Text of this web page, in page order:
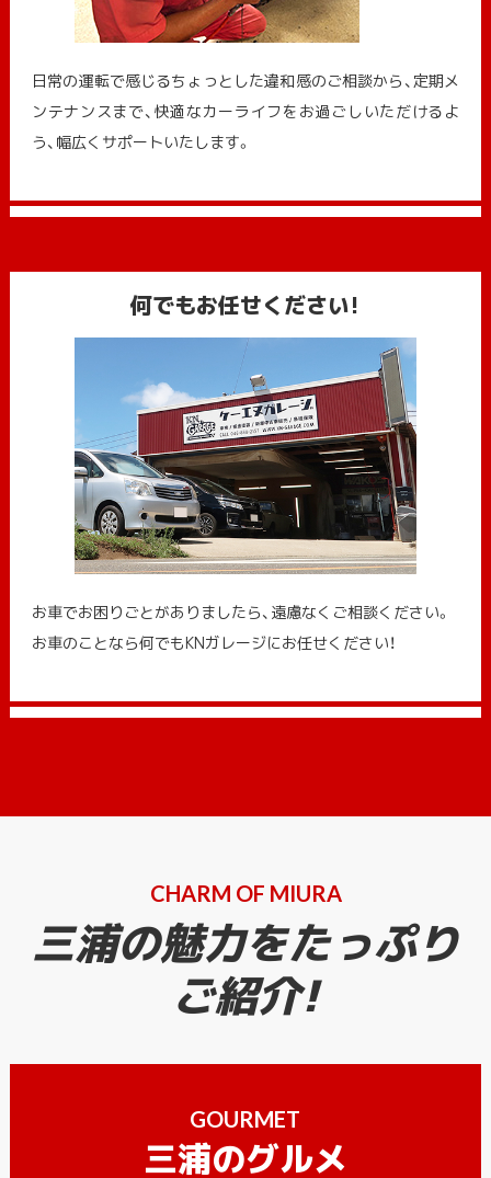
日常の運転で感じるちょっとした違和感のご相談から、定期メ
ンテナンスまで、快適なカーライフをお過ごしいただけるよ
う、幅広くサポートいたします。
何でもお任せください!
お車でお困りごとがありましたら、遠慮なくご相談ください。
お車のことなら何でもKNガレージにお任せください！
CHARM OF MIURA
三浦の魅力をたっぷり
ご紹介!
GOURMET
三浦のグルメ